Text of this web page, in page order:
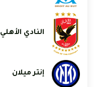
النادي الأهلي
إنتر ميلان